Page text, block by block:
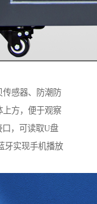
传感器、防潮防
上方，便于观察
，可读取U盘
牙实现手机播放